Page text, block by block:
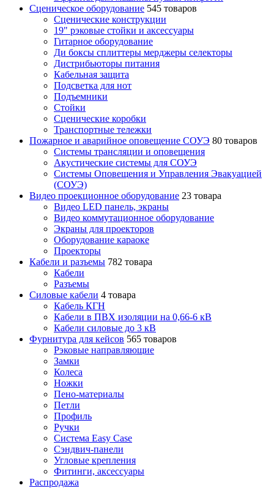
Сценическое оборудование 545 товаров
Сценические конструкции
19" рэковые стойки и аксесcуары
Гитарное оборудование
Ди боксы сплиттеры мерджеры селекторы
Дистрибьюторы питания
Кабельная защита
Подсветка для нот
Подъемники
Стойки
Сценические коробки
Транспортные тележки
Пожарное и аварийное оповещение СОУЭ 80 товаров
Cистемы трансляции и оповещения
Акустические системы для СОУЭ
Системы Оповещения и Управления Эвакуацией
(СОУЭ)
Видео проекционное оборудование 23 товара
Видео LED панель, экраны
Видео коммутационное оборудование
Экраны для проекторов
Оборудование караоке
Проекторы
Кабели и разъемы 782 товара
Кабели
Разъемы
Силовые кабели 4 товара
Кабель КГН
Кабели в ПВХ изоляции на 0,66-6 кВ
Кабели силовые до 3 кВ
Фурнитура для кейсов 565 товаров
Рэковые направляющие
Замки
Колеса
Ножки
Пено-материалы
Петли
Профиль
Ручки
Система Easy Case
Сэндвич-панели
Угловые крепления
Фитинги, аксессуары
Распродажа